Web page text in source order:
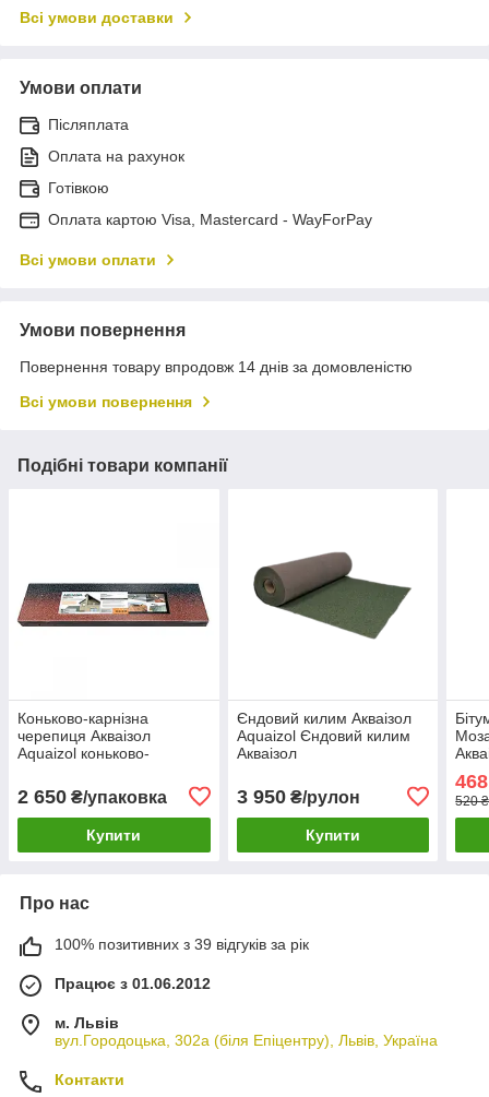
Всі умови доставки
Умови оплати
Післяплата
Оплата на рахунок
Готівкою
Оплата картою Visa, Mastercard - WayForPay
Всі умови оплати
Умови повернення
Повернення товару впродовж 14 днів за домовленістю
Всі умови повернення
Подібні товари компанії
Коньково-карнізна
черепиця Акваізол
Aquaizol коньково-
Акваізол
2 650 ₴/упаковка
Купити
Єндовий килим Акваізол
Aquaizol Єндовий килим
Акваізол
3 950₴/рулон
Купити
468
520
Про нас
100% позитивних з 39 відгуків за рік
Працює з 01.06.2012
м. Львів
вул.Городоцька, 302а (біля Епіцентру), Львів, Україна
Контакти